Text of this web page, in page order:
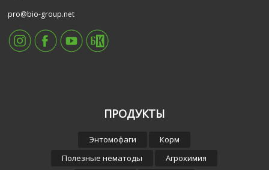
pro@bio-group.net
ПРОДУКТЫ
Энтомофаги
Корм
Полезные нематоды
Агрохимия